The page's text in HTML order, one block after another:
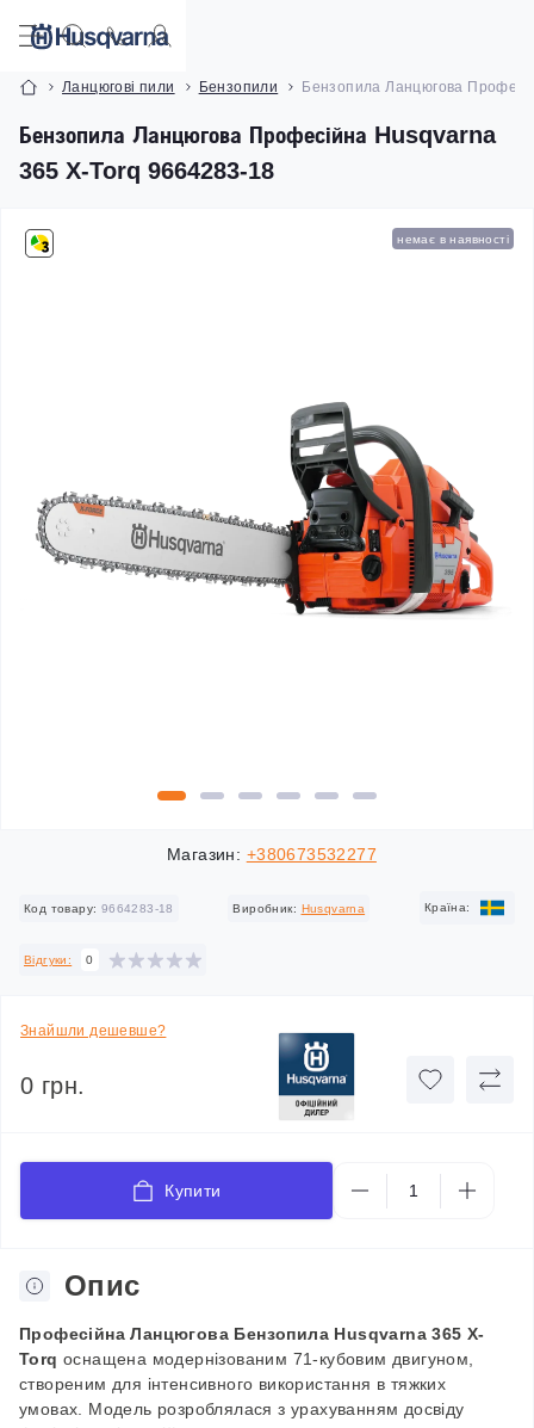
Ланцюгові пили Бензопили Бензопила Ланцюгова
Бензопила Ланцюгова Професійна Husqvarna
365 X-Torq 9664283-18
немає в наявності
Магазин: +380673532277
Код товару: 9664283-18 Виробник: Husqvarna Країна:
Відгуки: 0
Знайшли дешевше?
0 грн.
Купити
Опис
ПрофесійнаЛанцюгова Бензопила Husqvarna 365 X-
Torq оснащена модернізованим 71-кубовим двигуном,
створеним для інтенсивного використання в тяжких
умовах. Модель розроблялася з урахуванням досвіду